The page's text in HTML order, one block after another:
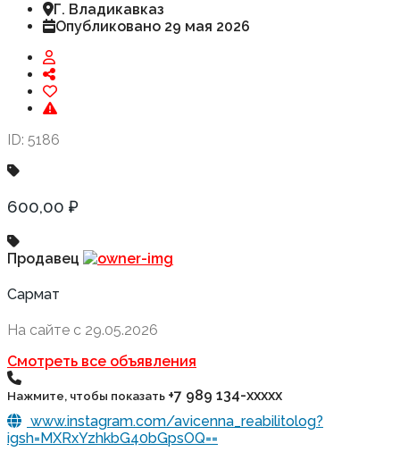
Г. Владикавказ
Опубликовано 29 мая 2026
ID: 5186
600,00 ₽
Продавец
Сармат
На сайте с 29.05.2026
Смотреть все объявления
Нажмите, чтобы показать +7 989 134-xxxxx
www.instagram.com/avicenna_reabilitolog?
igsh=MXRxYzhkbG40bGpsOQ==